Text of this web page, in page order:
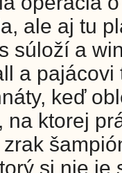
ale aj tu
súloží a
a pajácovi
keď
na ktorej
si nie je